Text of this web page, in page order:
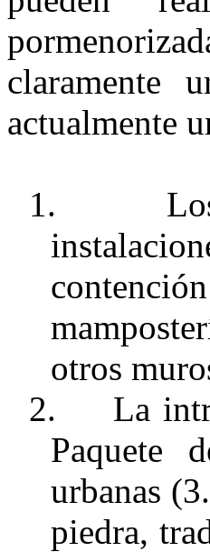
claramente
actualmente
1.
otros
2.
La
Paquete
urbanas
piedra,